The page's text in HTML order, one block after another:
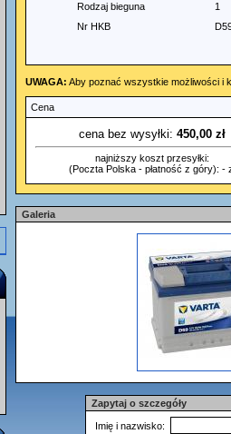
Rodzaj bieguna
1
Nr HKB
UWAGA: Aby poznać wszystkie możliwości i
Cena
cena bez wysyłki: 450,00 zł
najniższy koszt przesyłki:
(Poczta Polska - płatność z góry): -
Galeria
Zapytaj o szczegóły
Imię i nazwisko: